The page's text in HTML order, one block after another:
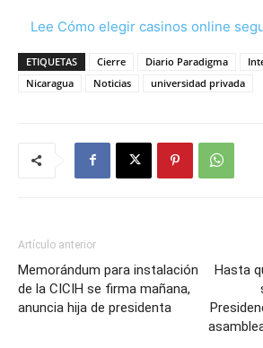
Lee Cómo elegir casinos online
ETIQUETAS Cierre Diario Paradigma
Nicaragua
Noticias universidad privada
Artículo anterior
Memorándum para instalación
de la CICIH se firma mañana,
anuncia hija de presidenta
Hasta